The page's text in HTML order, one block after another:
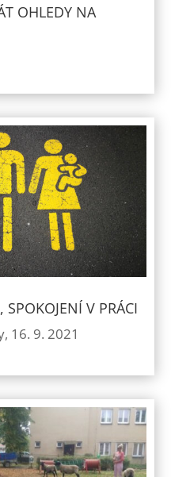
OHLEDY NA
V PRÁCI
16. 9. 2021